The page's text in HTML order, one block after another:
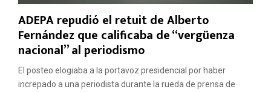
ADEPA repudió el retuit de Alberto
Fernández que calificaba de “vergüenza
nacional” al periodismo
El posteo elogiaba a la portavoz presidencial por haber
increpado a una periodista durante la rueda de prensa de